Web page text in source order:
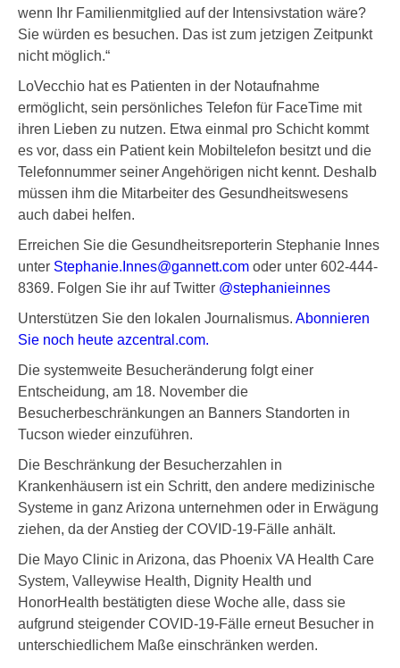
wenn Ihr Familienmitglied auf der Intensivstation wäre?
Sie würden es besuchen. Das ist zum jetzigen Zeitpunkt
nicht möglich.“
LoVecchio hat es Patienten in der Notaufnahme
ermöglicht, sein persönliches Telefon für FaceTime mit
ihren Lieben zu nutzen. Etwa einmal pro Schicht kommt
es vor, dass ein Patient kein Mobiltelefon besitzt und die
Telefonnummer seiner Angehörigen nicht kennt. Deshalb
müssen ihm die Mitarbeiter des Gesundheitswesens
auch dabei helfen.
Erreichen Sie die Gesundheitsreporterin Stephanie Innes
unter Stephanie.Innes@gannett.com oder unter 602-444-
8369. Folgen Sie ihr auf Twitter @stephanieinnes
Unterstützen Sie den lokalen Journalismus. Abonnieren
Sie noch heute azcentral.com.
Die systemweite Besucheränderung folgt einer
Entscheidung, am 18. November die
Besucherbeschränkungen an Banners Standorten in
Tucson wieder einzuführen.
Die Beschränkung der Besucherzahlen in
Krankenhäusern ist ein Schritt, den andere medizinische
Systeme in ganz Arizona unternehmen oder in Erwägung
ziehen, da der Anstieg der COVID-19-Fälle anhält.
Die Mayo Clinic in Arizona, das Phoenix VA Health Care
System, Valleywise Health, Dignity Health und
HonorHealth bestätigten diese Woche alle, dass sie
aufgrund steigender COVID-19-Fälle erneut Besucher in
unterschiedlichem Maße einschränken werden.